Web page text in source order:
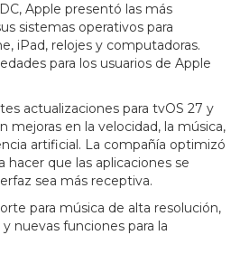
Apple presentó las más
sistemas operativos para
iPad, relojes y computadoras.
para los usuarios de Apple
actualizaciones para tvOS 27 y
mejoras en la velocidad, la música,
artificial. La compañía optimizó
hacer que las aplicaciones se
sea más receptiva.
para música de alta resolución,
nuevas funciones para la